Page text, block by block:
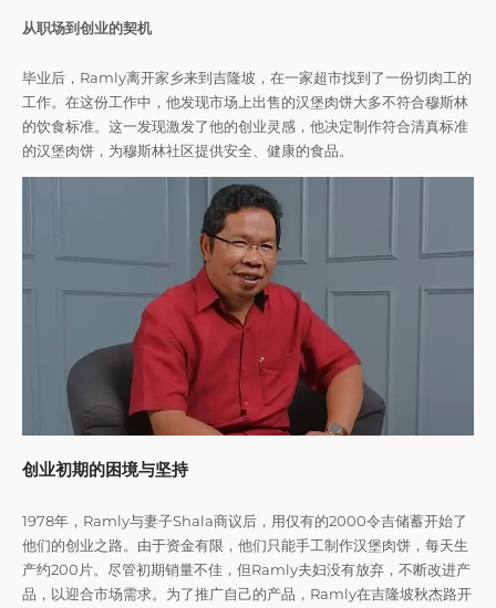
从职场到创业的契机
毕业后，Ramly离开家乡来到吉隆坡，在一家超市找到了一份切肉工的
工作。在这份工作中，他发现市场上出售的汉堡肉饼大多不符合穆斯林
的饮食标准。这一发现激发了他的创业灵感，他决定制作符合清真标准
的汉堡肉饼，为穆斯林社区提供安全、健康的食品。
创业初期的困境与坚持
1978年，Ramly与妻子Shala商议后，用仅有的2000令吉储蓄开始了
他们的创业之路。由于资金有限，他们只能手工制作汉堡肉饼，每天生
产约200片。尽管初期销量不佳，但Ramly夫妇没有放弃，不断改进产
品，以迎合市场需求。为了推广自己的产品，Ramly在吉隆坡秋杰路开